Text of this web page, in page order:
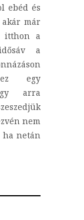
ebéd és
akár már
itthon a
a
ez egy
arra
nem
ha netán